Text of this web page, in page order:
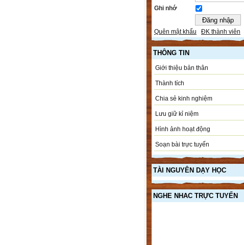
Ghi nhớ
Quên mật khẩu ĐK thành viên
THÔNG TIN
Giới thiệu bản thân
Thành tích
Chia sẻ kinh nghiệm
Lưu giữ kỉ niệm
Hình ảnh hoạt động
Soạn bài trực tuyến
TÀI NGUYÊN DẠY HỌC
NGHE NHAC TRỰC TUYẾN